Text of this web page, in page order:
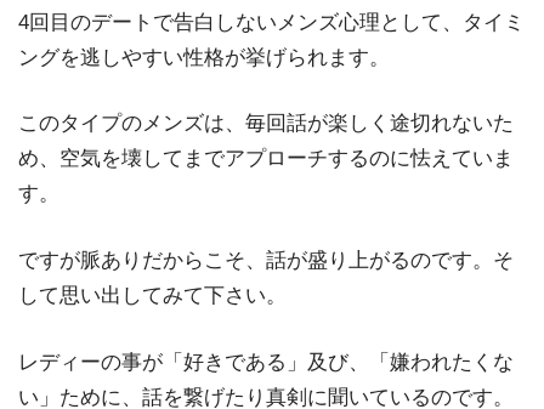
4回目のデートで告白しないメンズ心理として、タイミ
ングを逃しやすい性格が挙げられます。
このタイプのメンズは、毎回話が楽しく途切れないた
め、空気を壊してまでアプローチするのに怯えていま
す。
ですが脈ありだからこそ、話が盛り上がるのです。そ
して思い出してみて下さい。
レディーの事が「好きである」及び、「嫌われたくな
い」ために、話を繋げたり真剣に聞いているのです。